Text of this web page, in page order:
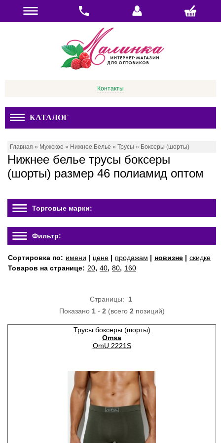
Контакты
КАТАЛОГ
Главная » Мужское » Нижнее Белье » Трусы » Боксеры (шорты)
Нижнее белье трусы боксеры
(шорты) размер 46 полиамид оптом
Торговые марки:
Фильтр:
Сортировка по: имени | цене | продажам | новизне | скидке
Товаров на странице: 20, 40, 80, 160
Страницы: 1
Показано 1- 2 (всего 2 позиций)
Трусы боксеры (шорты)
Omsa
OmU 2221S